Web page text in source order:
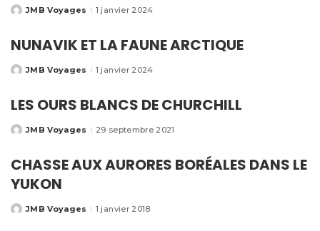
JMB Voyages 1 janvier 2024
NUNAVIK ET LA FAUNE ARCTIQUE
JMB Voyages 1 janvier 2024
LES OURS BLANCS DE CHURCHILL
JMB Voyages 29 septembre 2021
CHASSE AUX AURORES BORÉALES DANS LE
YUKON
JMB Voyages 1 janvier 2018